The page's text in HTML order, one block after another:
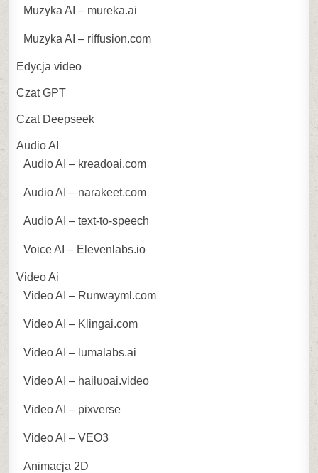
Muzyka AI – mureka.ai
Muzyka AI – riffusion.com
Edycja video
Czat GPT
Czat Deepseek
Audio AI
Audio AI – kreadoai.com
Audio AI – narakeet.com
Audio AI – text-to-speech
Voice AI – Elevenlabs.io
Video Ai
Video AI – Runwayml.com
Video AI – Klingai.com
Video AI – lumalabs.ai
Video AI – hailuoai.video
Video AI – pixverse
Video AI – VEO3
Animacja 2D